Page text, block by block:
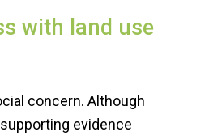
with land use
concern. Although
evidence